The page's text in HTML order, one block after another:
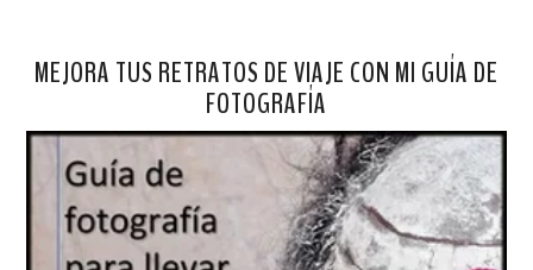
MEJORA TUS RETRATOS DE VIAJE CON MI GUÍA DE
FOTOGRAFÍA